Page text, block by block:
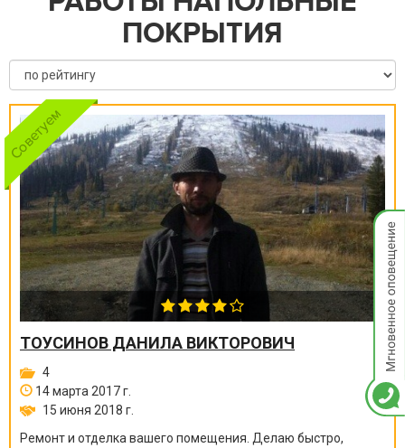
ПОКРЫТИЯ
ТОУСИНОВ ДАНИЛА ВИКТОРОВИЧ
4
14 марта 2017 г.
15 июня 2018 г.
Ремонт и отделка вашего помещения. Делаю быстро,